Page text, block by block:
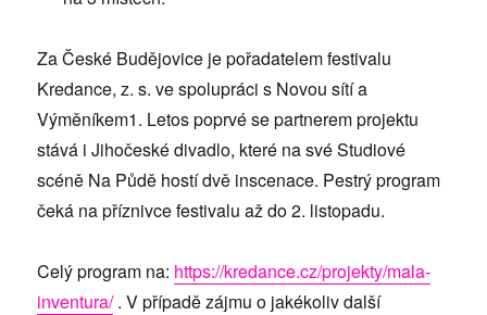
Za České Budějovice je pořadatelem festivalu
Kredance, z. s. ve spolupráci s Novou sítí a
Výměníkem1. Letos poprvé se partnerem projektu
stává i Jihočeské divadlo, které na své Studiové
scéně Na Půdě hostí dvě inscenace. Pestrý program
čeká na příznivce festivalu až do 2. listopadu.
Celý program na: https://kredance.cz/projekty/mala-
inventura/. V případě zájmu o jakékoliv další